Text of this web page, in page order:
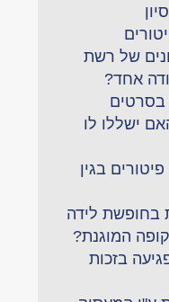
של רשת
אחד?
ישללו לו
בגין
בחופשת לידה
המוגנת?
בזכות